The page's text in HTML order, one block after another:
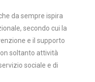
da sempre ispira
secondo cui la
e il supporto
soltanto attività
sociale e di